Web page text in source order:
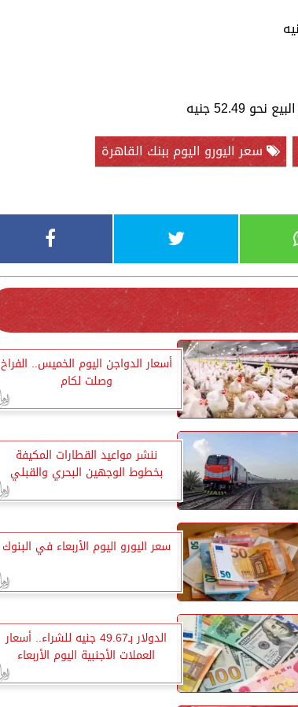
سعر اليورو اليوم ببنك القاهرة
أسعار الدواجن اليوم الخميس.. الفراخ
وصلت لكام
ننشر مواعيد القطارات المكيفة
بخطوط الوجهين البحري والقبلي
سعر اليورو اليوم الأربعاء في البنوك
الدولار بـ49.67 جنيه للشراء.. أسعار
العملات الأجنبية اليوم الأربعاء